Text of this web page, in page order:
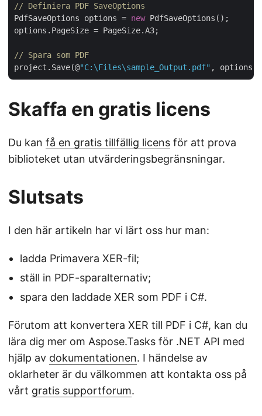
// Definiera PDF SaveOptions
PdfSaveOptions options = new PdfSaveOptions();
options.PageSize = PageSize.A3;
// Spara som PDF
project.Save(@"C:\Files\sample_Output.pdf"
Skaffa en gratis licens
Du kan få en gratis tillfällig licens för att prova
biblioteket utan utvärderingsbegränsningar.
Slutsats
I den här artikeln har vi lärt oss hur man:
ladda Primavera XER-fil;
ställ in PDF-sparalternativ;
spara den laddade XER som PDF i C#.
Förutom att konvertera XER till PDF i C#, kan du
lära dig mer om Aspose.Tasks för .NET API med
hjälp av dokumentationen. I händelse av
oklarheter är du välkommen att kontakta oss på
vårt gratis supportforum.